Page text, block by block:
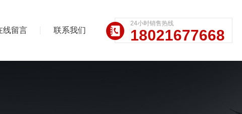
线留言 联系我们
24小时销售热线
18021677668